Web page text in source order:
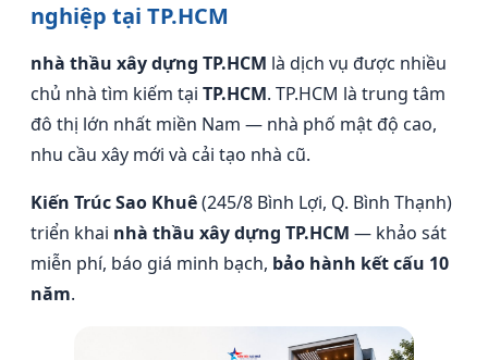
nghiệp tại TP.HCM
nhà thầu xây dựng TP.HCM là dịch vụ được nhiều
chủ nhà tìm kiếm tại TP.HCM. TP.HCM là trung tâm
đô thị lớn nhất miền Nam — nhà phố mật độ cao,
nhu cầu xây mới và cải tạo nhà cũ.
Kiến Trúc Sao Khuê(245/8 Bình Lợi, Q. Bình Thạnh)
triển khai nhà thầu xây dựng TP.HCM — khảo sát
miễn phí, báo giá minh bạch, bảo hành kết cấu 10
năm.